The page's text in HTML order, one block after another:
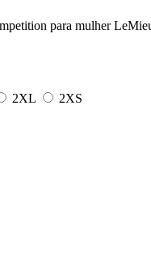
para mulher
2XL
2XS